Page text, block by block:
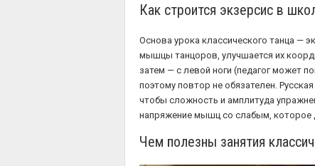
Как строится экзерсис в
Основа урока классического танца —
мышцы танцоров, улучшается их
затем — с левой ноги (педагог может
поэтому повтор не обязателен.
чтобы сложность и амплитуда
напряжение мышц со слабым, которое
Чем полезны занятия